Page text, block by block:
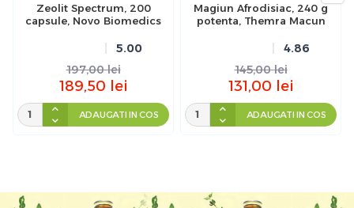
Zeolit Spectrum, 200
capsule, Novo Biomedics
5.00
197,00 lei
189,50 lei
ADAUGATI IN COS
Magiun Afrodisiac, 240 g
potenta, Themra Macun
4.86
145,00 lei
131,00 lei
ADAUGATI IN COS